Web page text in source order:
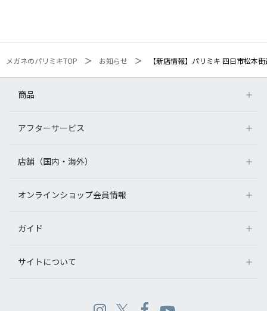
メガネのパリミキTOP お知らせ 【新店情報】パリミキ 四日市松本
商品
アフターサービス
店舗（国内・海外）
オンラインショップ会員情報
ガイド
サイトについて